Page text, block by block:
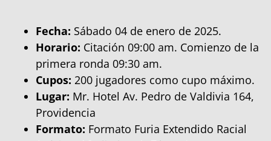
Fecha: Sábado 04 de enero de 2025.
Horario: Citación 09:00 am. Comienzo de la
primera ronda 09:30 am.
Cupos: 200 jugadores como cupo máximo.
Lugar: Mr. Hotel Av. Pedro de Valdivia 164,
Providencia
Formato: Formato Furia Extendido Racial